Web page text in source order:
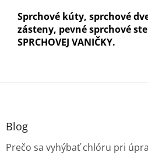
Sprchové kúty, sprchové
zásteny, pevné sprchové
SPRCHOVEJ VANIČKY.
Z
Blog
Prečo sa vyhýbať chlóru pri